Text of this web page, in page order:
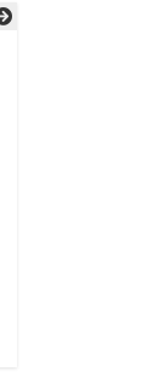
Kamut-,